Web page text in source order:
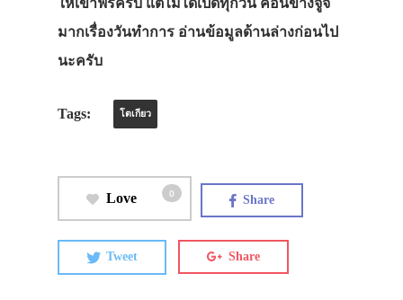
ให้เข้าฟรีครับ แต่ไม่ได้เปิดทุกวัน ค่อนข้างจู้จี้
มากเรื่องวันทำการ อ่านข้อมูลด้านล่างก่อนไป
นะครับ
Tags: โตเกียว
Love 0 Share
Tweet Share